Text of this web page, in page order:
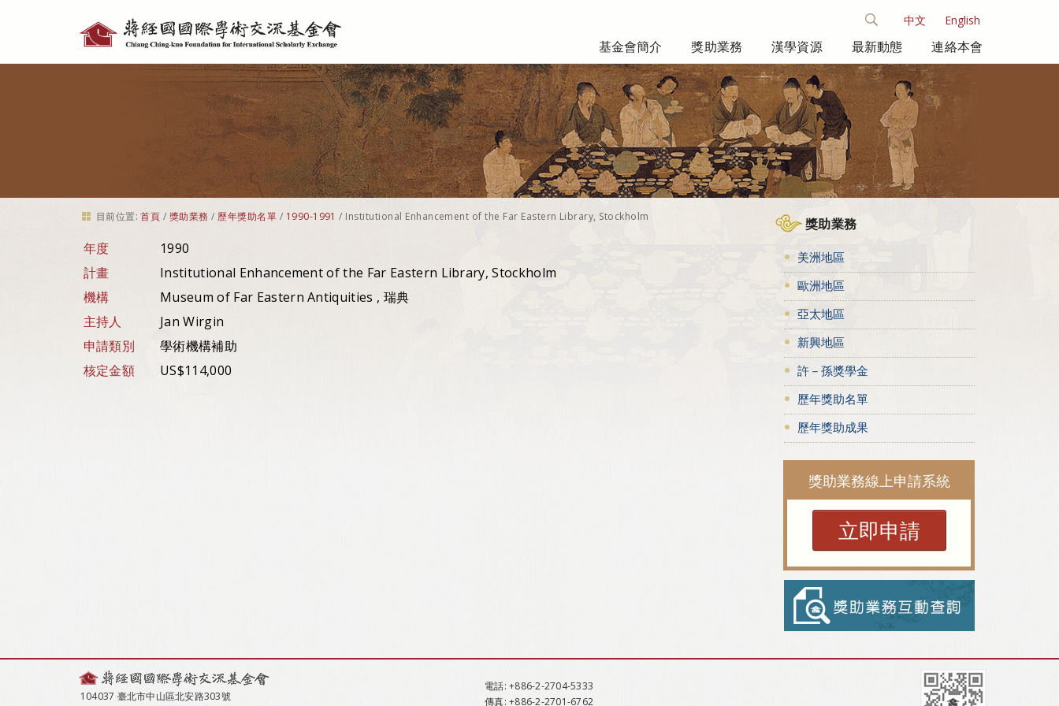
具
中文 English
基金會簡介 獎助業務 漢學資源 最新動態 連絡本會
目前位置: 首頁 / 獎助業務 / 歷年獎助名單 / 1990-1991 / Institutional Enhancement of the Far Eastern Library, Stockholm
年度
1990
計畫
Institutional Enhancement of the Far Eastern Library, Stockholm
機構
Museum of Far Eastern Antiquities , 瑞典
主持人
Jan Wirgin
申請類別
學術機構補助
核定金額
US$114,000
獎助業務
美洲地區
歐洲地區
亞太地區
新興地區
許－孫獎學金
歷年獎助名單
歷年獎助成果
獎助業務線上申請系統
立即申請
104037 臺北市中山區北安路303號
電話: +886-2-2704-5333
傳真: +886-2-2701-6762